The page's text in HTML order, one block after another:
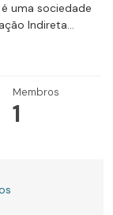
uma sociedade
Indireta...
Membros
1